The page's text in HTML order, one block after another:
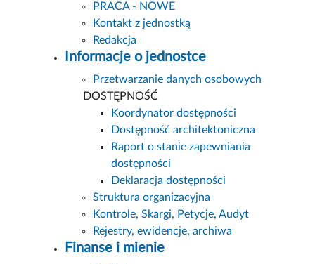
PRACA - NOWE
Kontakt z jednostką
Redakcja
Informacje o jednostce
Przetwarzanie danych osobowych
DOSTĘPNOŚĆ
Koordynator dostępności
Dostępność architektoniczna
Raport o stanie zapewniania
dostępności
Deklaracja dostępności
Struktura organizacyjna
Kontrole, Skargi, Petycje, Audyt
Rejestry, ewidencje, archiwa
Finanse i mienie